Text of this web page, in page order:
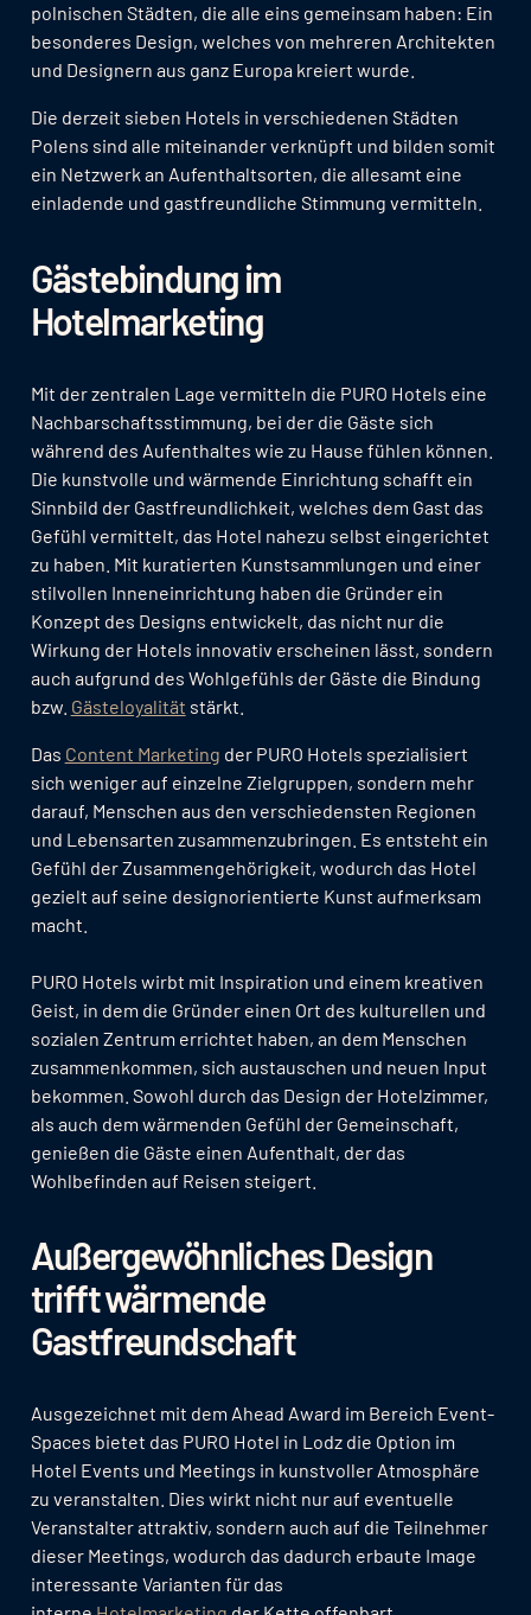
polnischen Städten, die alle eins gemeinsam haben: Ein
besonderes Design, welches von mehreren Architekten
und Designern aus ganz Europa kreiert wurde.
Die derzeit sieben Hotels in verschiedenen Städten
Polens sind alle miteinander verknüpft und bilden somit
ein Netzwerk an Aufenthaltsorten, die allesamt eine
einladende und gastfreundliche Stimmung vermitteln.
Gästebindung im
Hotelmarketing
Mit der zentralen Lage vermitteln die PURO Hotels eine
Nachbarschaftsstimmung, bei der die Gäste sich
während des Aufenthaltes wie zu Hause fühlen können.
Die kunstvolle und wärmende Einrichtung schafft ein
Sinnbild der Gastfreundlichkeit, welches dem Gast das
Gefühl vermittelt, das Hotel nahezu selbst eingerichtet
zu haben. Mit kuratierten Kunstsammlungen und einer
stilvollen Inneneinrichtung haben die Gründer ein
Konzept des Designs entwickelt, das nicht nur die
Wirkung der Hotels innovativ erscheinen lässt, sondern
auch aufgrund des Wohlgefühls der Gäste die Bindung
bzw. Gästeloyalität stärkt.
Das Content Marketing der PURO Hotels spezialisiert
sich weniger auf einzelne Zielgruppen, sondern mehr
darauf, Menschen aus den verschiedensten Regionen
und Lebensarten zusammenzubringen. Es entsteht ein
Gefühl der Zusammengehörigkeit, wodurch das Hotel
gezielt auf seine designorientierte Kunst aufmerksam
macht.
PURO Hotels wirbt mit Inspiration und einem kreativen
Geist, in dem die Gründer einen Ort des kulturellen und
sozialen Zentrum errichtet haben, an dem Menschen
zusammenkommen, sich austauschen und neuen Input
bekommen. Sowohl durch das Design der Hotelzimmer,
als auch dem wärmenden Gefühl der Gemeinschaft,
genießen die Gäste einen Aufenthalt, der das
Wohlbefinden auf Reisen steigert.
Außergewöhnliches Design
trifft wärmende
Gastfreundschaft
Ausgezeichnet mit dem Ahead Award im Bereich Event-
Spaces bietet das PURO Hotel in Lodz die Option im
Hotel Events und Meetings in kunstvoller Atmosphäre
zu veranstalten. Dies wirkt nicht nur auf eventuelle
Veranstalter attraktiv, sondern auch auf die Teilnehmer
dieser Meetings, wodurch das dadurch erbaute Image
interessante Varianten für das